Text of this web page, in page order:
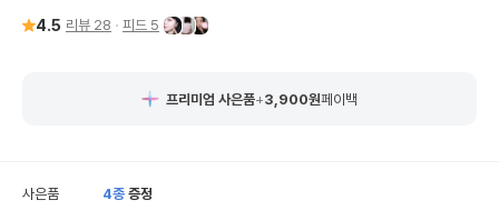
4.5 리뷰 28 피드 5
프리미엄 사은품+3,900원페이백
사은품 4종 증정